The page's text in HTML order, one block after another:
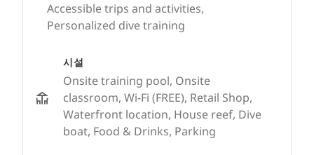
Accessible trips and activities,
Personalized dive training
시설
Onsite training pool, Onsite
classroom, Wi-Fi (FREE), Retail Shop,
Waterfront location, House reef, Dive
boat, Food & Drinks, Parking